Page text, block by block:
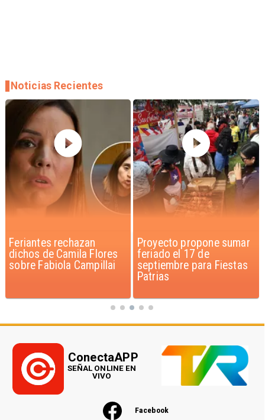
Proyecto propone sumar
feriado el 17 de
septiembre para Fiestas
IPC de julio aumenta 0,1%
por alimentos y vivienda
Noticias Recientes
Facebook
ConectaAPP
SEÑAL ONLINE EN
VIVO